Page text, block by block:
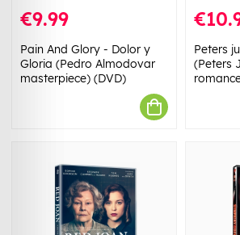
€9.99
Pain And Glory - Dolor y
Gloria (Pedro Almodovar
masterpiece) (DVD)
Peters
(Peters